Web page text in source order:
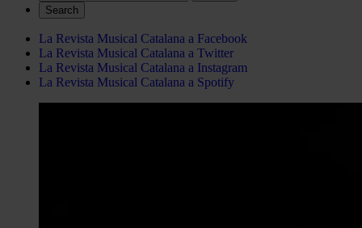
Search
La Revista Musical Catalana a Facebook
La Revista Musical Catalana a Twitter
La Revista Musical Catalana a Instagram
La Revista Musical Catalana a Spotify